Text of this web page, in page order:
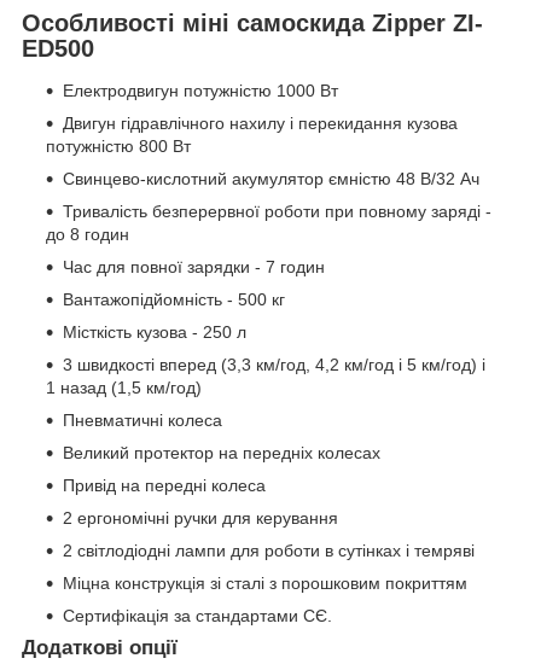
Особливості міні самоскида Zipper ZI-
ED500
Електродвигун потужністю 1000 Вт
Двигун гідравлічного нахилу і перекидання кузова
потужністю 800 Вт
Свинцево-кислотний акумулятор ємністю 48 В/32 Ач
Тривалість безперервної роботи при повному заряді -
до 8 годин
Час для повної зарядки - 7 годин
Вантажопідйомність - 500 кг
Місткість кузова - 250 л
3 швидкості вперед (3,3 км/год, 4,2 км/год і 5 км/год) і
1 назад (1,5 км/год)
Пневматичні колеса
Великий протектор на передніх колесах
Привід на передні колеса
2 ергономічні ручки для керування
2 світлодіодні лампи для роботи в сутінках і темряві
Міцна конструкція зі сталі з порошковим покриттям
Сертифікація за стандартами СЄ.
Додаткові опції